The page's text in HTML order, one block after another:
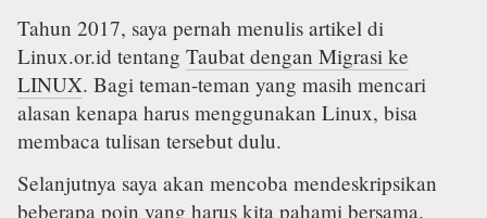
Tahun 2017, saya pernah menulis artikel di
Linux.or.id tentang Taubat dengan Migrasi ke
LINUX. Bagi teman-teman yang masih mencari
alasan kenapa harus menggunakan Linux, bisa
membaca tulisan tersebut dulu.
Selanjutnya saya akan mencoba mendeskripsikan
beberapa poin yang harus kita pahami bersama.